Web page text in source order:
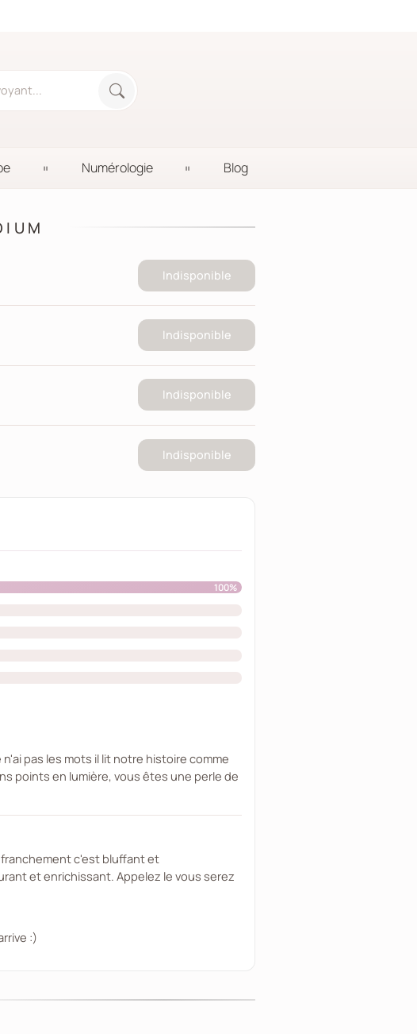
Numérologie Blog
Indisponible
Indisponible
Indisponible
Indisponible
100%
pas les mots il lit notre histoire comme
points en lumière, vous êtes une perle de
franchement c'est bluffant et
et enrichissant. Appelez le vous serez
:)